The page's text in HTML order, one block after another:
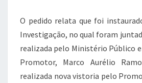
O pedido relata que foi
Investigação, no qual foram
realizada pelo Ministério Público
Promotor, Marco Aurélio
realizada nova vistoria pelo